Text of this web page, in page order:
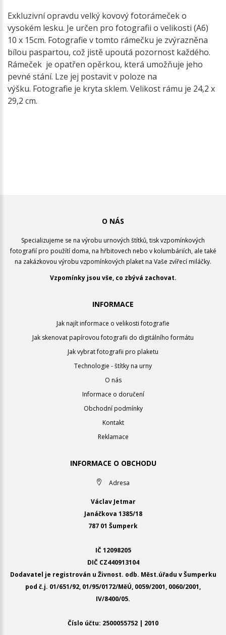
Exkluzivní opravdu velký kovový fotorámeček o
vysokém lesku. Je určen pro fotografii o velikosti (A6)
10 x 15cm. Fotografie v tomto rámečku je zvýrazněna
bílou paspartou, což jistě upoutá pozornost každého.
Rámeček je opatřen opěrkou, která umožňuje jeho
pevné stání. Lze jej postavit v poloze na
výšku. Fotografie je kryta sklem. Velikost rámu je 24,2 x
29,2 cm.
O NÁS
Specializujeme se na výrobu urnových štítků, tisk vzpomínkových
fotografií pro použítí doma, na hřbitovech nebo v kolumbáriích, ale také
na zakázkovou výrobu vzpomínkových plaket na Vaše zvířecí miláčky.
Vzpomínky jsou vše, co zbývá zachovat.
INFORMACE
Jak najít informace o velikosti fotografie
Jak skenovat papírovou fotografii do digitálního formátu
Jak vybrat fotografii pro plaketu
Technologie - štítky na urny
O nás
Informace o doručení
Obchodní podmínky
Kontakt
Reklamace
INFORMACE O OBCHODU
Adresa
Václav Jetmar
Janáčkova 1385/18
787 01 Šumperk
IČ 12098205
DIČ CZ440913104
Dodavatel je registrován u Živnost. odb. Měst.úřadu v Šumperku
pod č.j. 01/651/92, 01/95/0172/MěÚ, 0059/2001, 0060/2001,
IV/8400/05.
Číslo účtu: 2500055752 | 2010